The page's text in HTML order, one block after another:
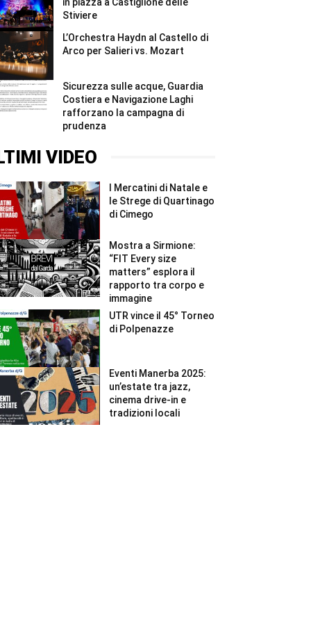
Stiviere
L’Orchestra Haydn al Castello di
Arco per Salieri vs. Mozart
Sicurezza sulle acque, Guardia
Costiera e Navigazione Laghi
rafforzano la campagna di
prudenza
VIDEO
I Mercatini di Natale e
le Strege di Quartinago
di Cimego
Mostra a Sirmione:
“FIT Every size
matters” esplora il
rapporto tra corpo e
immagine
UTR vince il 45° Torneo
di Polpenazze
Eventi Manerba 2025:
un’estate tra jazz,
cinema drive-in e
tradizioni locali